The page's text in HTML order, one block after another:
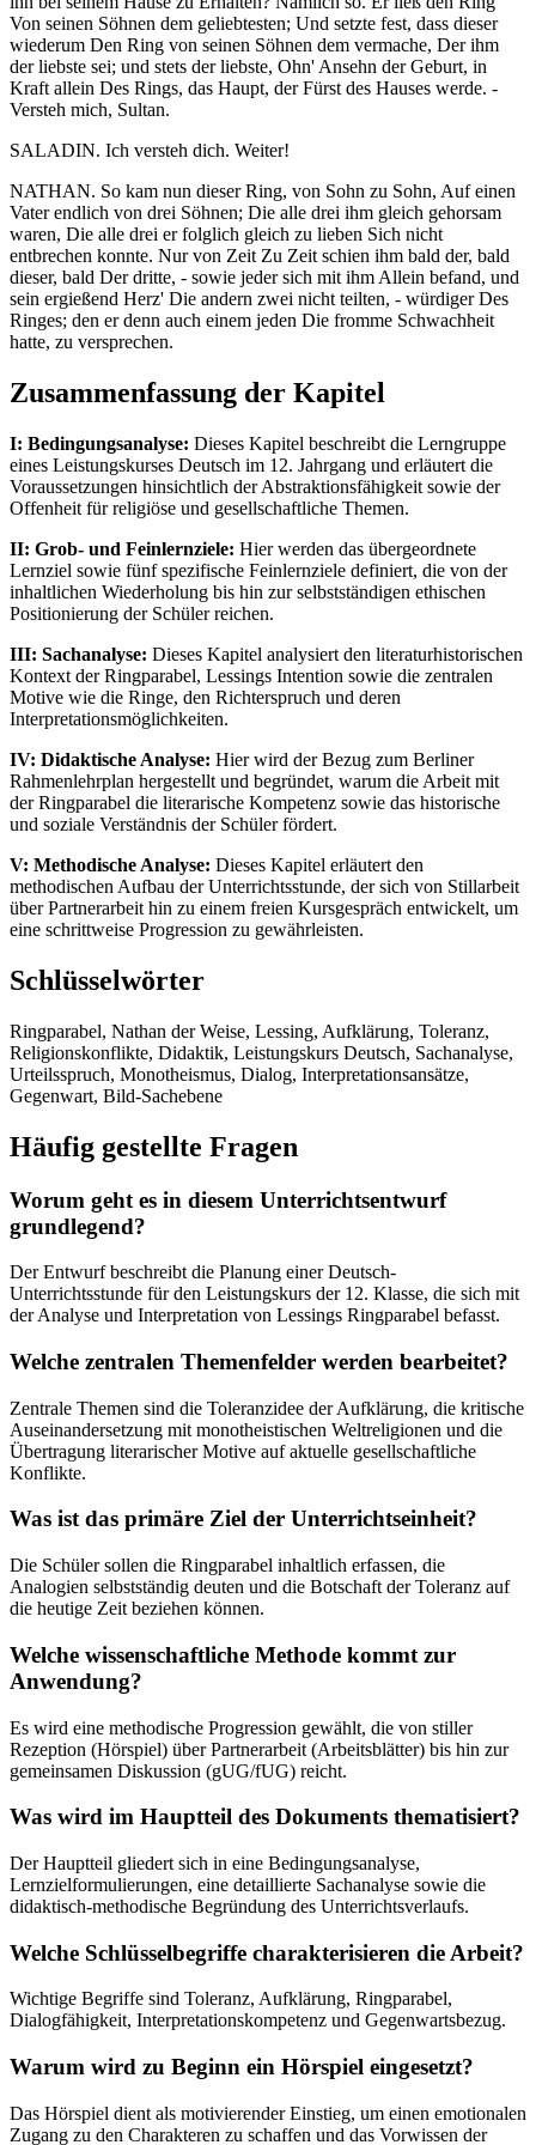
Von seinen Söhnen dem geliebtesten; Und setzte fest, dass dieser
wiederum Den Ring von seinen Söhnen dem vermache, Der ihm
der liebste sei; und stets der liebste, Ohn' Ansehn der Geburt, in
Kraft allein Des Rings, das Haupt, der Fürst des Hauses werde. -
Versteh mich, Sultan.
SALADIN. Ich versteh dich. Weiter!
NATHAN. So kam nun dieser Ring, von Sohn zu Sohn, Auf einen
Vater endlich von drei Söhnen; Die alle drei ihm gleich gehorsam
waren, Die alle drei er folglich gleich zu lieben Sich nicht
entbrechen konnte. Nur von Zeit Zu Zeit schien ihm bald der, bald
dieser, bald Der dritte, - sowie jeder sich mit ihm Allein befand, und
sein ergießend Herz' Die andern zwei nicht teilten, - würdiger Des
Ringes; den er denn auch einem jeden Die fromme Schwachheit
hatte, zu versprechen.
Zusammenfassung der Kapitel
I: Bedingungsanalyse: Dieses Kapitel beschreibt die Lerngruppe
eines Leistungskurses Deutsch im 12. Jahrgang und erläutert die
Voraussetzungen hinsichtlich der Abstraktionsfähigkeit sowie der
Offenheit für religiöse und gesellschaftliche Themen.
II: Grob- und Feinlernziele: Hier werden das übergeordnete
Lernziel sowie fünf spezifische Feinlernziele definiert, die von der
inhaltlichen Wiederholung bis hin zur selbstständigen ethischen
Positionierung der Schüler reichen.
III: Sachanalyse: Dieses Kapitel analysiert den literaturhistorischen
Kontext der Ringparabel, Lessings Intention sowie die zentralen
Motive wie die Ringe, den Richterspruch und deren
Interpretationsmöglichkeiten.
IV: Didaktische Analyse: Hier wird der Bezug zum Berliner
Rahmenlehrplan hergestellt und begründet, warum die Arbeit mit
der Ringparabel die literarische Kompetenz sowie das historische
und soziale Verständnis der Schüler fördert.
V: Methodische Analyse: Dieses Kapitel erläutert den
methodischen Aufbau der Unterrichtsstunde, der sich von Stillarbeit
über Partnerarbeit hin zu einem freien Kursgespräch entwickelt, um
eine schrittweise Progression zu gewährleisten.
Schlüsselwörter
Ringparabel, Nathan der Weise, Lessing, Aufklärung, Toleranz,
Religionskonflikte, Didaktik, Leistungskurs Deutsch, Sachanalyse,
Urteilsspruch, Monotheismus, Dialog, Interpretationsansätze,
Gegenwart, Bild-Sachebene
Häufig gestellte Fragen
Worum geht es in diesem Unterrichtsentwurf
grundlegend?
Der Entwurf beschreibt die Planung einer Deutsch-
Unterrichtsstunde für den Leistungskurs der 12. Klasse, die sich mit
der Analyse und Interpretation von Lessings Ringparabel befasst.
Welche zentralen Themenfelder werden bearbeitet?
Zentrale Themen sind die Toleranzidee der Aufklärung, die kritische
Auseinandersetzung mit monotheistischen Weltreligionen und die
Übertragung literarischer Motive auf aktuelle gesellschaftliche
Konflikte.
Was ist das primäre Ziel der Unterrichtseinheit?
Die Schüler sollen die Ringparabel inhaltlich erfassen, die
Analogien selbstständig deuten und die Botschaft der Toleranz auf
die heutige Zeit beziehen können.
Welche wissenschaftliche Methode kommt zur
Anwendung?
Es wird eine methodische Progression gewählt, die von stiller
Rezeption (Hörspiel) über Partnerarbeit (Arbeitsblätter) bis hin zur
gemeinsamen Diskussion (gUG/fUG) reicht.
Was wird im Hauptteil des Dokuments thematisiert?
Der Hauptteil gliedert sich in eine Bedingungsanalyse,
Lernzielformulierungen, eine detaillierte Sachanalyse sowie die
didaktisch-methodische Begründung des Unterrichtsverlaufs.
Welche Schlüsselbegriffe charakterisieren die Arbeit?
Wichtige Begriffe sind Toleranz, Aufklärung, Ringparabel,
Dialogfähigkeit, Interpretationskompetenz und Gegenwartsbezug.
Warum wird zu Beginn ein Hörspiel eingesetzt?
Das Hörspiel dient als motivierender Einstieg, um einen emotionalen
Zugang zu den Charakteren zu schaffen und das Vorwissen der